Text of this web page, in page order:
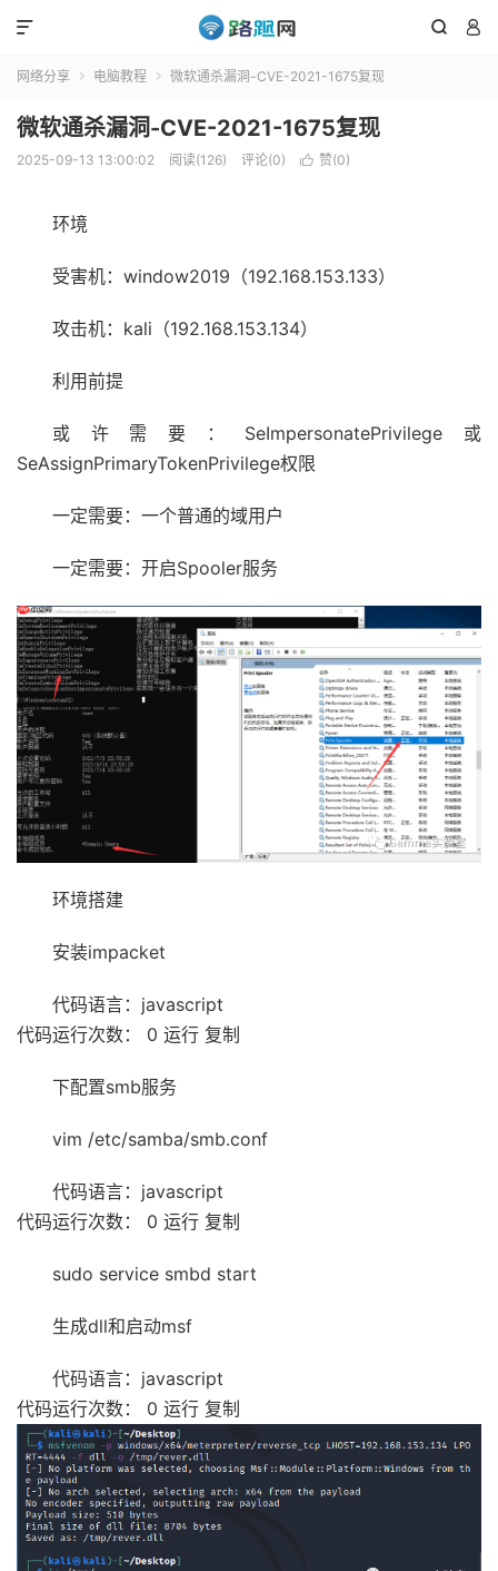
 

网络分享  电脑教程  微软通杀漏洞-CVE-2021-1675复现
微软通杀漏洞-CVE-2021-1675复现
2025-09-13 13:00:02 阅读(126) 评论(0)  赞(0)
环境
受害机：window2019（192.168.153.133）
攻击机：kali（192.168.153.134）
利用前提
或许需要：SeImpersonatePrivilege或
SeAssignPrimaryTokenPrivilege权限
一定需要：一个普通的域用户
一定需要：开启Spooler服务
环境搭建
安装impacket
代码语言：javascript
代码运行次数： 0 运行 复制
下配置smb服务
vim /etc/samba/smb.conf
代码语言：javascript
代码运行次数： 0 运行 复制
sudo service smbd start
生成dll和启动msf
代码语言：javascript
代码运行次数： 0 运行 复制